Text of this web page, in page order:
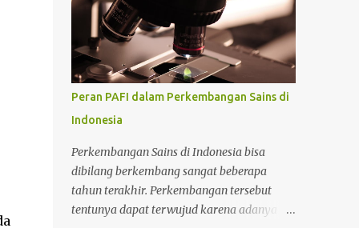
kriptologi memang saat ini sedang menjadi
perbincangan hangat karena sangat
dibutuhkan untuk mengimbangi zaman
yang serba modern. Lantas mengapa masa
depan kriptologi begitu menjanjikan? Untuk
selengkapnya perhatikan ulasan berikut.
Alasan mengapa kriptologi sangat
menjanjikan di masa depan Ada beberapa
alasan yang mendasari mengapa kriptologi
menjanjikan di masa depan yang perlu
diketahui. Adapun alasan selengkapnya
Peran PAFI dalam Perkembangan Sains di
Indonesia
Perkembangan Sains di Indonesia bisa
dibilang berkembang sangat beberapa
tahun terakhir. Perkembangan tersebut
tentunya dapat terwujud karena adanya